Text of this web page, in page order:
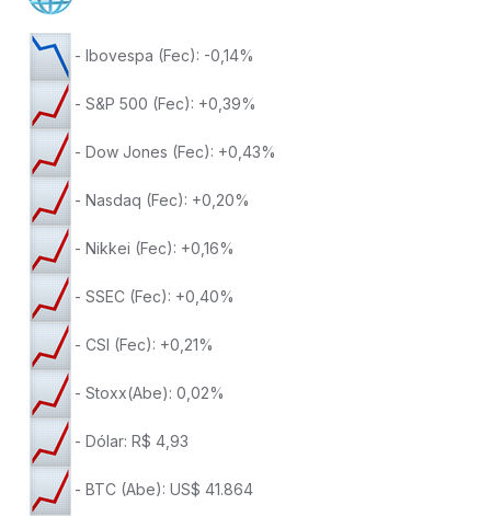
- Ibovespa (Fec): -0,14%
- S&P 500 (Fec): +0,39%
- Dow Jones (Fec): +0,43%
- Nasdaq (Fec): +0,20%
- Nikkei (Fec): +0,16%
- SSEC (Fec): +0,40%
- CSI (Fec): +0,21%
- Stoxx(Abe): 0,02%
- Dólar: R$ 4,93
- BTC (Abe): US$ 41.864